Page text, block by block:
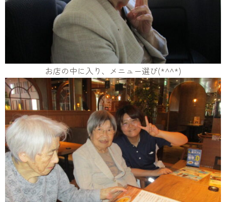
お店の中に入り、メニュー選び(*^^*)